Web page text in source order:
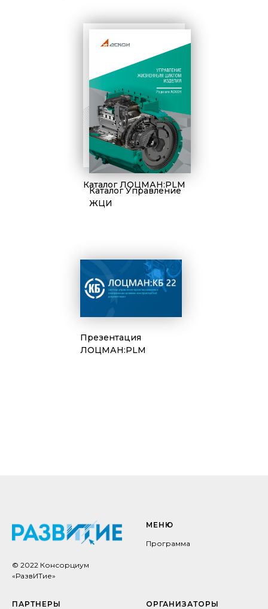
Каталог ЛОЦМАН:PLM
Каталог Управление
ЖЦИ
Презентация
ЛОЦМАН:PLM
© 2022 Консорциум
«РазвИТие»
МЕНЮ
Программа
ПАРТНЕРЫ ОРГАНИЗАТОРЫ